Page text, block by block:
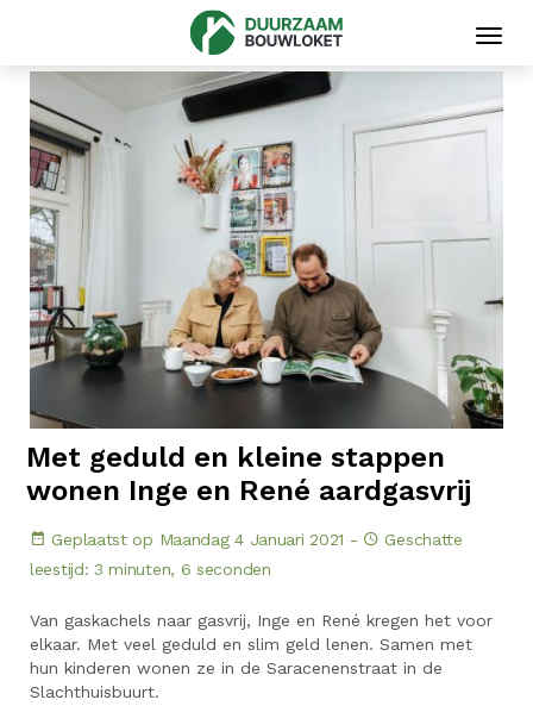
Met geduld en kleine stappen
wonen Inge en René aardgasvrij
Geplaatst op Maandag 4 Januari 2021 -
Geschatte
leestijd: 3 minuten, 6 seconden
Van gaskachels naar gasvrij, Inge en René kregen het voor
elkaar. Met veel geduld en slim geld lenen. Samen met
hun kinderen wonen ze in de Saracenenstraat in de
Slachthuisbuurt.